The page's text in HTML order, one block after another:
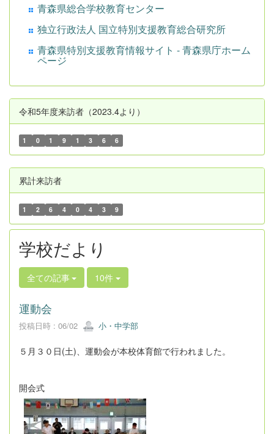
青森県総合学校教育センター
独立行政法人 国立特別支援教育総合研究所
青森県特別支援教育情報サイト - 青森県庁ホーム
ページ
令和5年度来訪者（2023.4より）
1 0 1 9 1 3 6 6
累計来訪者
1 2 6 4 0 4 3 9
学校だより
全ての記事 10件
運動会
投稿日時 : 06/02 小・中学部
５月３０日(土)、運動会が本校体育館で行われました。
開会式